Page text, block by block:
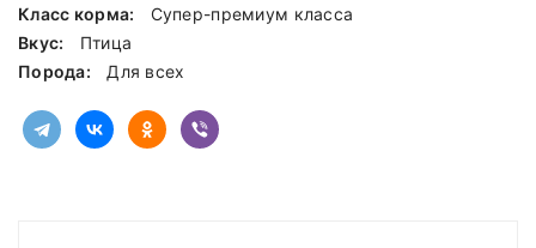
Класс корма:
Cупер-премиум класса
Вкус:
Птица
Порода:
Для всех